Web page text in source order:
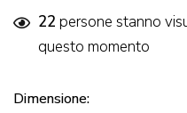
22 persone stanno
questo momento
Dimensione: